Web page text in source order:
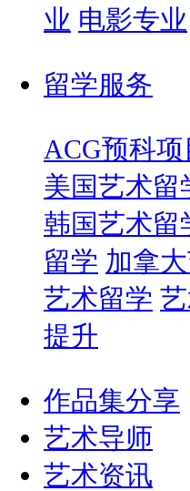
业 电影专业
留学服务
ACG预科项
美国艺术留
韩国艺术留
留学 加拿
艺术留学
提升
作品集分享
艺术导师
艺术资讯